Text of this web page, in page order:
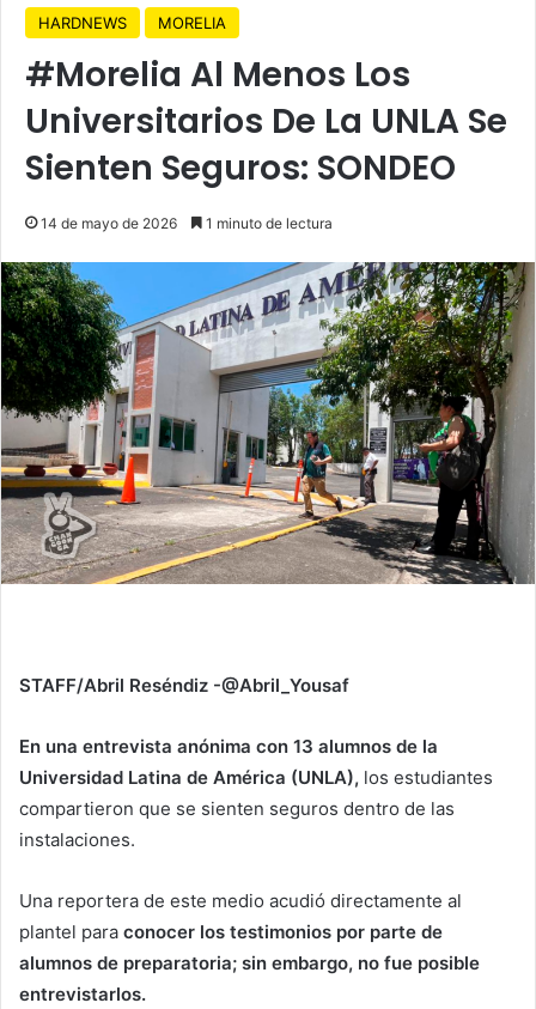
HARDNEWS MORELIA
#Morelia Al Menos Los
Universitarios De La UNLA Se
Sienten Seguros: SONDEO
14 de mayo de 2026 1 minuto de lectura
STAFF/Abril Reséndiz -@Abril_Yousaf
En una entrevista anónima con 13 alumnos de la
Universidad Latina de América (UNLA), los estudiantes
compartieron que se sienten seguros dentro de las
instalaciones.
Una reportera de este medio acudió directamente al
plantel para conocer los testimonios por parte de
alumnos de preparatoria; sin embargo, no fue posible
entrevistarlos.